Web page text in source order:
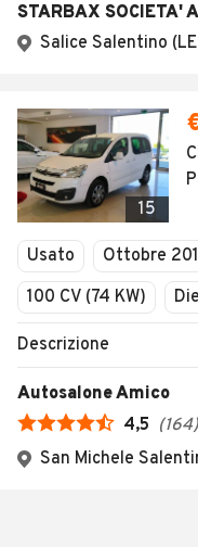
STARBAX SOCIETA'
Salice Salentino
15
Usato Ottobre
100 CV (74 KW)
Descrizione
Autosalone Amico
4,5 (164)
San Michele